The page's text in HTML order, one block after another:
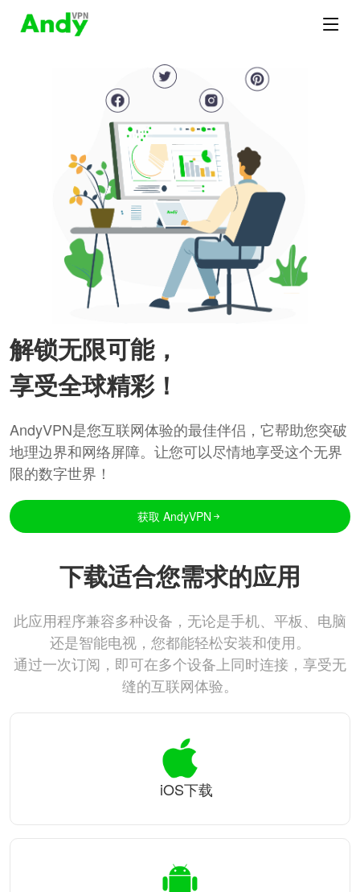
解锁无限可能，
享受全球精彩！
AndyVPN是您互联网体验的最佳伴侣，它帮助您突破
地理边界和网络屏障。让您可以尽情地享受这个无界
限的数字世界！
获取 AndyVPN
下载适合您需求的应用
此应用程序兼容多种设备，无论是手机、平板、电脑
还是智能电视，您都能轻松安装和使用。
通过一次订阅，即可在多个设备上同时连接，享受无
缝的互联网体验。
iOS下载